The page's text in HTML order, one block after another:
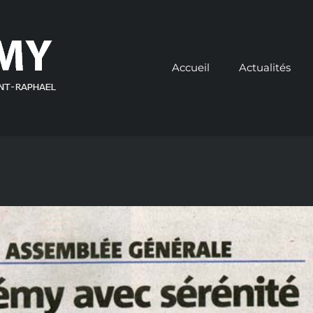
Accueil Actualités